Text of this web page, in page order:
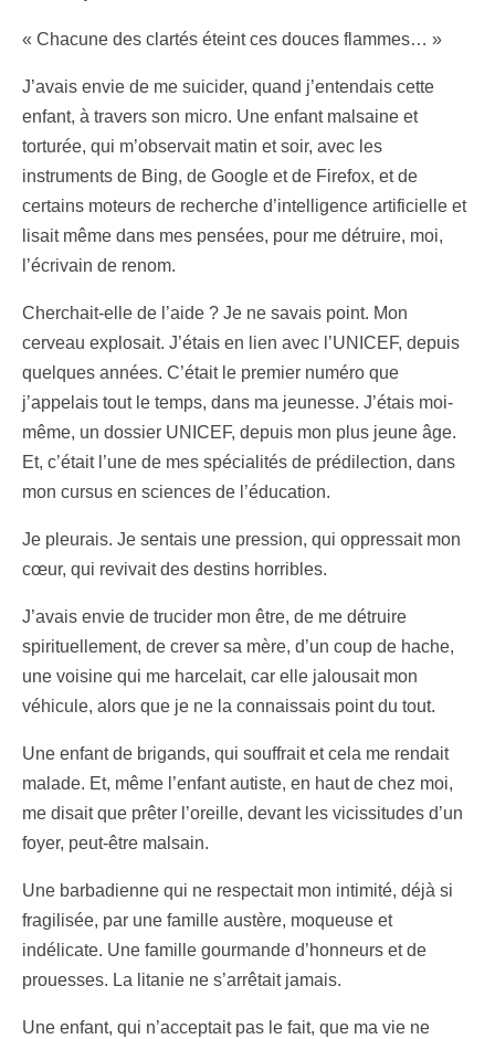
« Chacune des clartés éteint ces douces flammes… »
J’avais envie de me suicider, quand j’entendais cette
enfant, à travers son micro. Une enfant malsaine et
torturée, qui m’observait matin et soir, avec les
instruments de Bing, de Google et de Firefox, et de
certains moteurs de recherche d’intelligence artificielle et
lisait même dans mes pensées, pour me détruire, moi,
l’écrivain de renom.
Cherchait-elle de l’aide ? Je ne savais point. Mon
cerveau explosait. J’étais en lien avec l’UNICEF, depuis
quelques années. C’était le premier numéro que
j’appelais tout le temps, dans ma jeunesse. J’étais moi-
même, un dossier UNICEF, depuis mon plus jeune âge.
Et, c’était l’une de mes spécialités de prédilection, dans
mon cursus en sciences de l’éducation.
Je pleurais. Je sentais une pression, qui oppressait mon
cœur, qui revivait des destins horribles.
J’avais envie de trucider mon être, de me détruire
spirituellement, de crever sa mère, d’un coup de hache,
une voisine qui me harcelait, car elle jalousait mon
véhicule, alors que je ne la connaissais point du tout.
Une enfant de brigands, qui souffrait et cela me rendait
malade. Et, même l’enfant autiste, en haut de chez moi,
me disait que prêter l’oreille, devant les vicissitudes d’un
foyer, peut-être malsain.
Une barbadienne qui ne respectait mon intimité, déjà si
fragilisée, par une famille austère, moqueuse et
indélicate. Une famille gourmande d’honneurs et de
prouesses. La litanie ne s’arrêtait jamais.
Une enfant, qui n’acceptait pas le fait, que ma vie ne